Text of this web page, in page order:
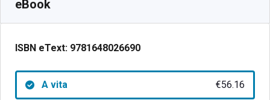
eBook
ISBN eText: 9781648026690
A vita €56.16